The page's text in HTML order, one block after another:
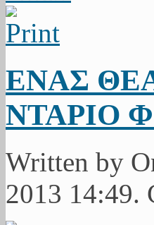
ΕΝΑΣ
ΝΤΑΡΙΟ
Written by
2013 14:49.